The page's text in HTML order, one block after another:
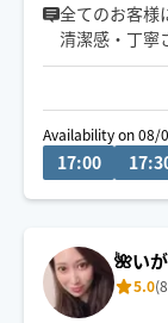
全てのお客様
清潔感・丁寧
🌙
予約枠×の場
事前に↗︎のチ
対応可能な場
Availability on 08/
17:00
🌺い
5.0